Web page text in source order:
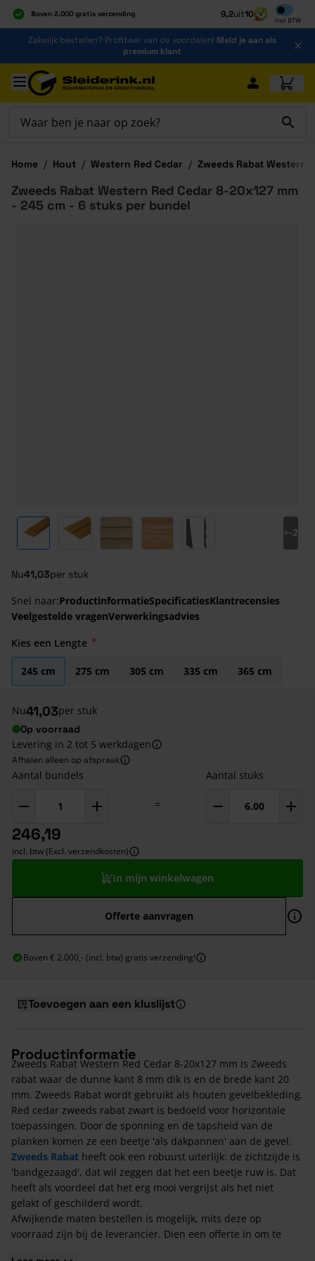
Boven 2.000 gratis verzending
Al 40 jaar dé specialist
Alles onder één dak
9,2uit10
Incl BTW
Inclusief
Ga naar de inhoud
Zakelijk bestellen? Profiteer van de voordelen! Meld je aan als
premium klant
Ga naar hoofdinhoud
Home / Hout / Western Red Cedar / Zweeds Rabat Western
View larger image
View larger imageView larger imageView larger imageView larger image
+-2
Nu41,03per stuk
Zweeds Rabat Western Red Cedar 8-20x127 mm
- 245 cm - 6 stuks per bundel
Snel naar:ProductinformatieSpecificatiesKlantrecensies
Veelgestelde vragenVerwerkingsadvies
Kies een Lengte
245 cm 275 cm 305 cm 335 cm 365 cm
Nu41,03per stuk
Op voorraad
Levering in 2 tot 5 werkdagen
Afhalen alleen op afspraak
Aantal bundels
=
Aantal stuks
246,19
incl. btw (Excl. verzendkosten)
In mijn winkelwagen
Offerte aanvragen
Boven € 2.000,- (incl. btw) gratis verzending!
Toevoegen aan een kluslijst
Productinformatie
Zweeds Rabat Western Red Cedar 8-20x127 mm is Zweeds
rabat waar de dunne kant 8 mm dik is en de brede kant 20
mm. Zweeds Rabat wordt gebruikt als houten gevelbekleding.
Red cedar zweeds rabat zwart is bedoeld voor horizontale
toepassingen. Door de sponning en de tapsheid van de
planken komen ze een beetje 'als dakpannen' aan de gevel.
Zweeds Rabat heeft ook een robuust uiterlijk: de zichtzijde is
'bandgezaagd', dat wil zeggen dat het een beetje ruw is. Dat
heeft als voordeel dat het erg mooi vergrijst als het niet
gelakt of geschilderd wordt.
Afwijkende maten bestellen is mogelijk, mits deze op
voorraad zijn bij de leverancier. Dien een offerte in om te